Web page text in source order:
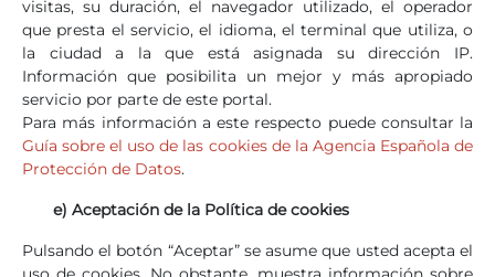
visitas, su duración, el navegador utilizado, el operador
que presta el servicio, el idioma, el terminal que utiliza, o
la ciudad a la que está asignada su dirección IP.
Información que posibilita un mejor y más apropiado
servicio por parte de este portal.
Para más información a este respecto puede consultar la
Guía sobre el uso de las cookies de la Agencia Española de
Protección de Datos.
e) Aceptación de la Política de cookies
Pulsando el botón “Aceptar” se asume que usted acepta el